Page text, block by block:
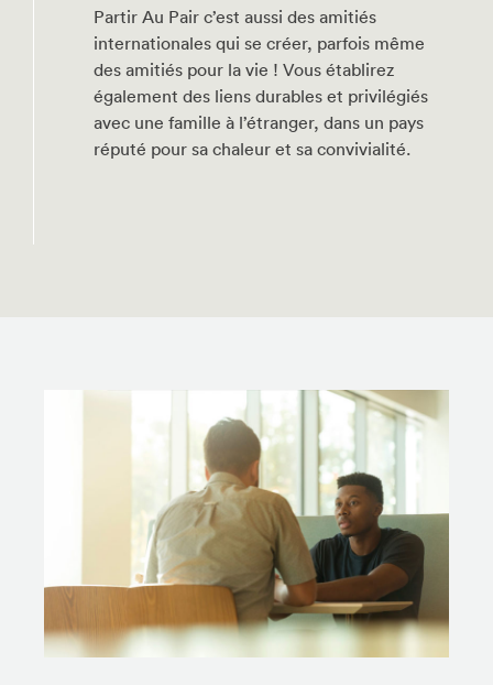
Partir Au Pair c’est aussi des amitiés
internationales qui se créer, parfois même
des amitiés pour la vie ! Vous établirez
également des liens durables et privilégiés
avec une famille à l’étranger, dans un pays
réputé pour sa chaleur et sa convivialité.